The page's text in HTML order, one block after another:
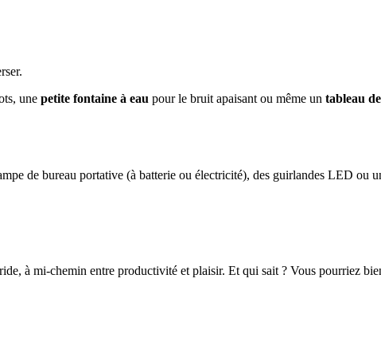
une petite fontaine à eau pour le bruit apaisant ou même un tableau
de bureau portative (à batterie ou électricité), des guirlandes LED ou
à mi-chemin entre productivité et plaisir. Et qui sait ? Vous pourriez